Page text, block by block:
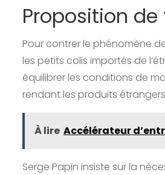
Proposition
Pour contrer le phénomène
les petits colis importés de
équilibrer les conditions de
rendant les produits
À lire Accélérateur
Serge Papin insiste sur la